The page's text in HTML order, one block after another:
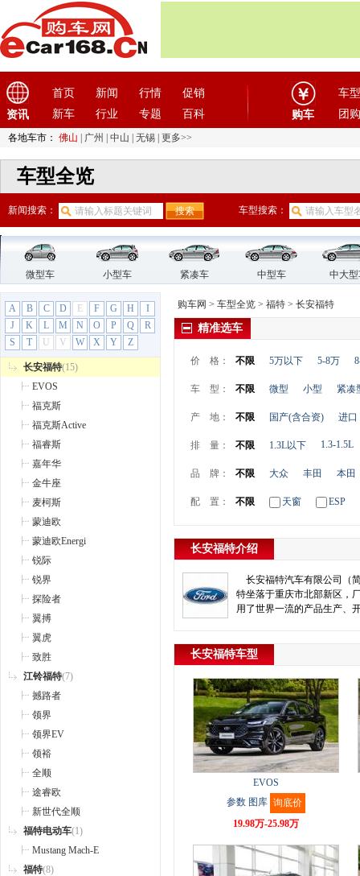
资讯
首页 新闻 行情
促销
新车
行业 专题 百科 购车
车型
团购
各地车市： 佛山 广州 中山 无锡 更多>>
车型全览
新闻搜索： 车型搜索：
微型车 小型车 紧凑车 中型车 中大
A B C D E F G H
I
J
K L M N O P Q
R
S
T U V W X Y Z
东风风光(10)
东风风神(17)
东风风行(18)
东风瑞泰特(1)
东风小康(11)
东风奕派(1)
法拉利(10)
方程豹 (1)
飞凡汽车(1)
菲亚特(9)
丰田(60)
枫叶汽车(2)
福迪 (4)
福汽启腾(3)
福特(31)
长安福特(15)
EVOS
福克斯
福克斯Active
福睿斯
嘉年华
金牛座
麦柯斯
蒙迪欧
蒙迪欧Energi
锐际
锐界
探险者
翼搏
翼虎
致胜
江铃福特(7)
撼路者
领界
领界EV
领裕
全顺
途睿欧
新世代全顺
福特电动车(1)
Mustang Mach-E
福特(8)
购车网 > 车型全览 > 福特 > 长安福特
精准选车
价 格： 不限 5万以下 5-8万
车 型： 不限 微型 小型 紧凑
产 地： 不限 国产(含合资) 进口
排 量： 不限 1.3L以下 1.3-1.5L
品 牌： 不限 大众 丰田 本田
配 置： 不限 天窗 ESP
长安福特介绍
长安福特汽车有限公司（
特坐落于重庆市北部新区，
用了世界一流的产品生产、
长安福特车型
EVOS
参数 图库 询底价
19.98万-25.98万